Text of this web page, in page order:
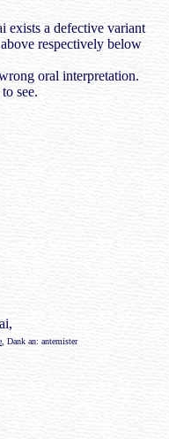
exists a defective variant
respectively below
oral interpretation.
see.
, Dank an: antemister